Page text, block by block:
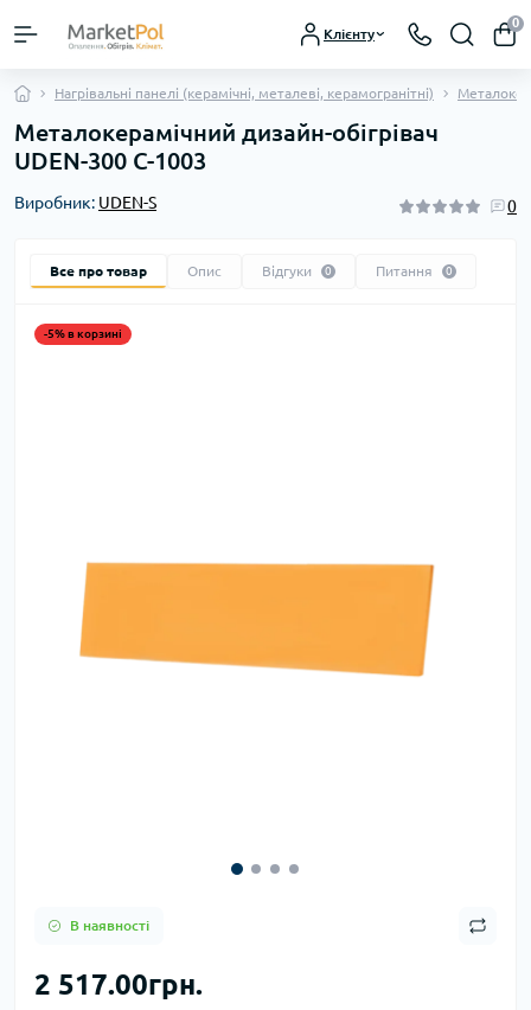
Клієнту
0
Нагрівальні панелі (керамічні, металеві, керамогранітні)
Металокерамічний дизайн-обігрівач
UDEN-300 C-1003
Виробник: UDEN-S 0
Все про товар Опис Відгуки 0 Питання 0
-5% в корзині
В наявності
2 517.00грн.